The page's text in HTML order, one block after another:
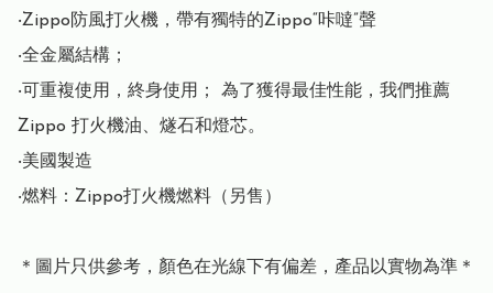
‧Zippo防風打火機，帶有獨特的Zippo“咔噠”聲
‧全金屬結構；
‧可重複使用，終身使用； 為了獲得最佳性能，我們推薦
Zippo 打火機油、燧石和燈芯。
‧美國製造
‧燃料：Zippo打火機燃料（另售）
＊圖片只供參考，顏色在光線下有偏差，產品以實物為準＊